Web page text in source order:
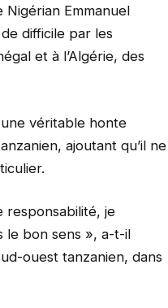
Emmanuel
difficile par les
et à l’Algérie, des
véritable honte
ajoutant qu’il ne
responsabilité, je
le bon sens », a-t-il
ouest tanzanien, dans